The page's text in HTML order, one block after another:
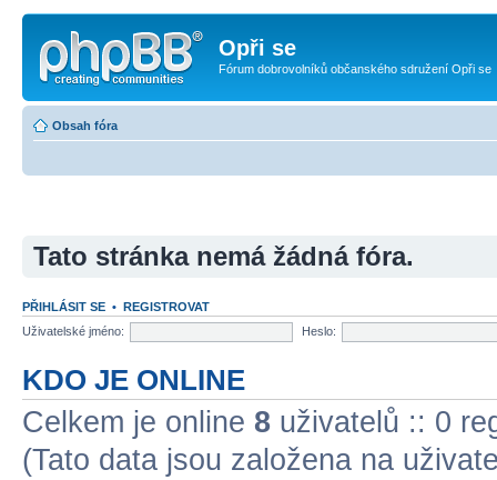
Opři se
Fórum dobrovolníků občanského sdružení Opři se
Obsah fóra
Tato stránka nemá žádná fóra.
PŘIHLÁSIT SE • REGISTROVAT
Uživatelské jméno:
Heslo:
KDO JE ONLINE
Celkem je online 8 uživatelů :: 0
(Tato data jsou založena na